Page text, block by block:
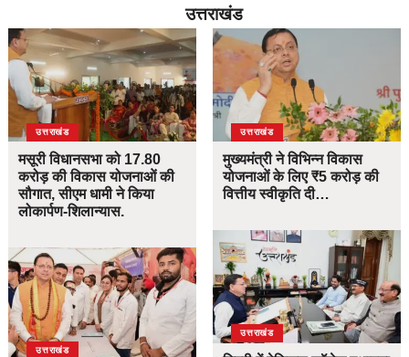
उत्तराखंड
उत्तराखंड
मसूरी विधानसभा को 17.80
करोड़ की विकास योजनाओं की
सौगात, सीएम धामी ने किया
लोकार्पण-शिलान्यास.
उत्तराखंड
उत्तराखंड
मुख्यमंत्री ने विभिन्न विकास
योजनाओं के लिए ₹5 करोड़ की
वित्तीय स्वीकृति दी…
उत्तराखंड